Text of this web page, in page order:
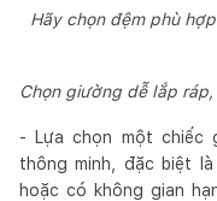
Hãy chọn đệm phù
Chọn giường dễ lắp ráp,
- Lựa chọn một chiếc
thông minh, đặc biệt
hoặc có không gian